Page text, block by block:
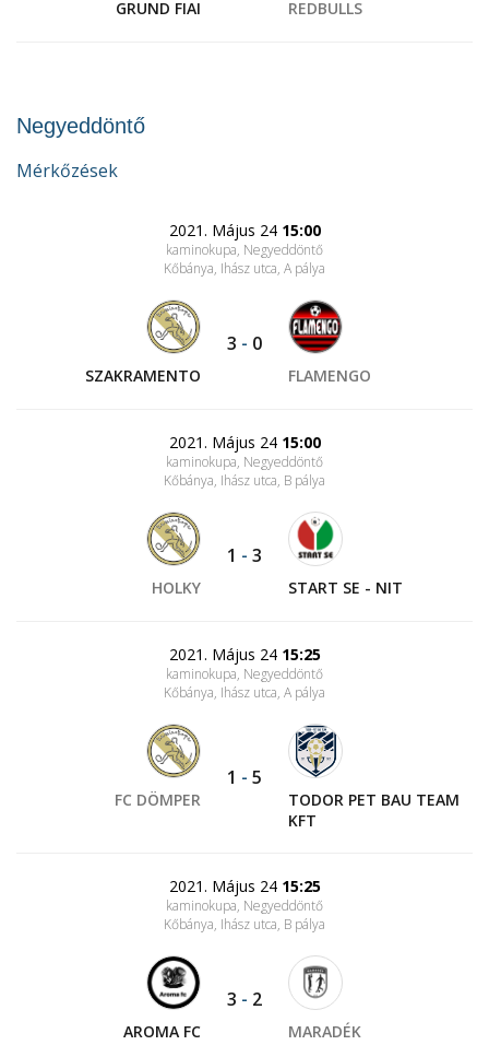
GRUND FIAI REDBULLS
Negyeddöntő
Mérkőzések
2021. Május 24 15:00
kaminokupa, Negyeddöntő
Kőbánya, Ihász utca, A pálya
SZAKRAMENTO
3 - 0
FLAMENGO
2021. Május 24 15:00
kaminokupa, Negyeddöntő
Kőbánya, Ihász utca, B pálya
HOLKY
1 - 3
START SE - NIT
2021. Május 24 15:25
kaminokupa, Negyeddöntő
Kőbánya, Ihász utca, A pálya
FC DÖMPER
1 - 5
TODOR PET BAU TEAM
KFT
2021. Május 24 15:25
kaminokupa, Negyeddöntő
Kőbánya, Ihász utca, B pálya
AROMA FC
3 - 2
MARADÉK